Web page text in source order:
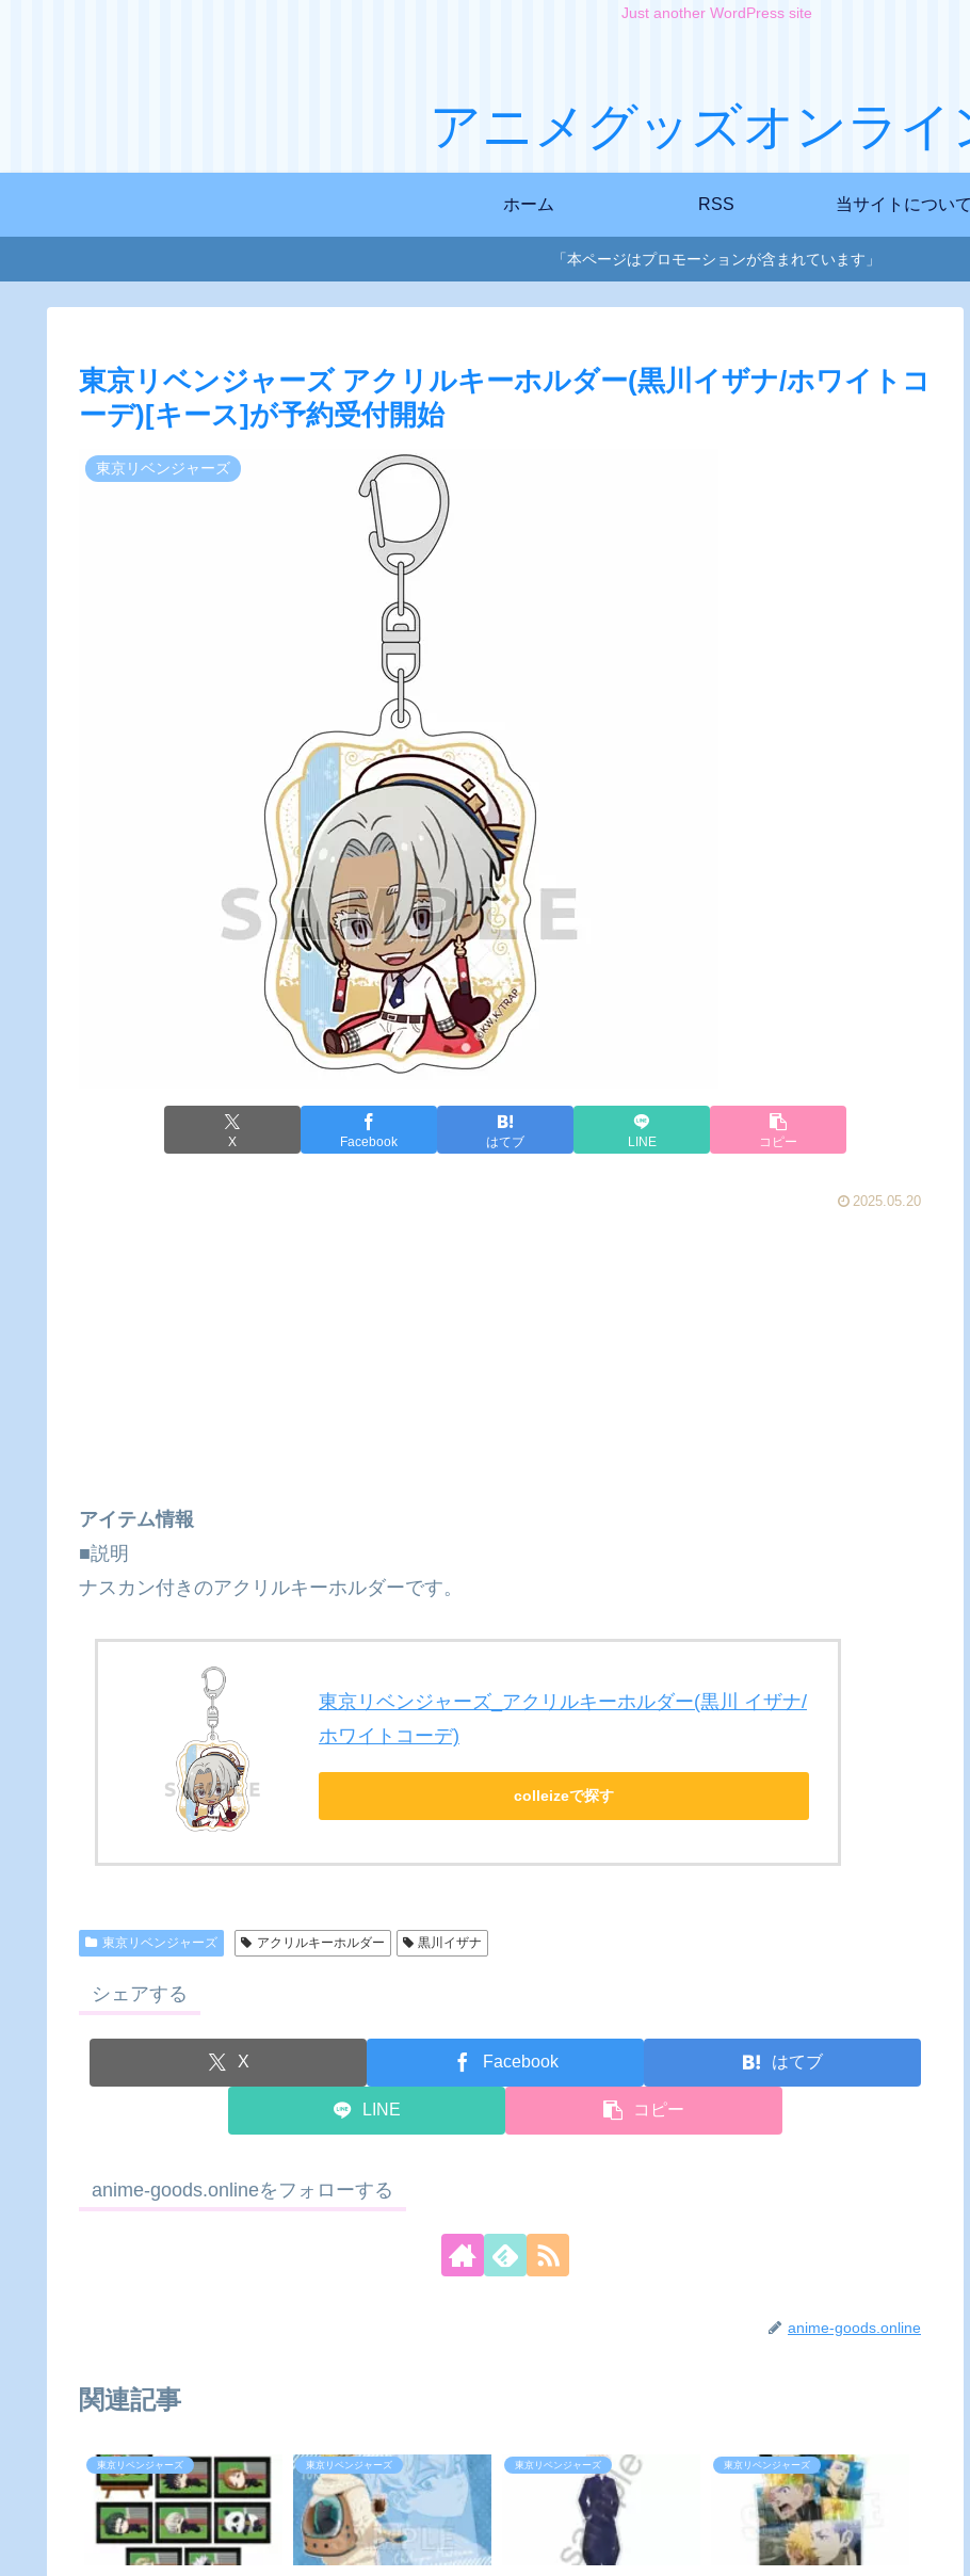
Just another WordPress site
アニメグッズオンライ
ホーム RSS 当サイトについて
「本ページはプロモーションが含まれています」
東京リベンジャーズ アクリルキーホルダー(黒川イザナ/ホワイトコ
ーデ)[キース]が予約受付開始
東京リベンジャーズ
X Facebook はてブ LINE コピー
2025.05.20
アイテム情報
■説明
ナスカン付きのアクリルキーホルダーです。
東京リベンジャーズ_アクリルキーホルダー(黒川 イザナ/
ホワイトコーデ)
colleizeで探す
東京リベンジャーズ アクリルキーホルダー 黒川イザナ
シェアする
X Facebook はてブ
LINE コピー
anime-goods.onlineをフォローする
anime-goods.online
関連記事
東京リベンジャーズ 東京リベンジャーズ 東京リベンジャーズ 東京リベンジャーズ